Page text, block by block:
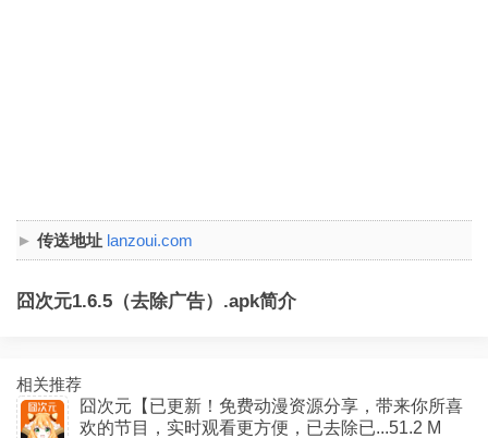
传送地址 lanzoui.com
囧次元1.6.5（去除广告）.apk简介
相关推荐
囧次元【已更新！免费动漫资源分享，带来你所喜
欢的节目，实时观看更方便，已去除已...51.2 M